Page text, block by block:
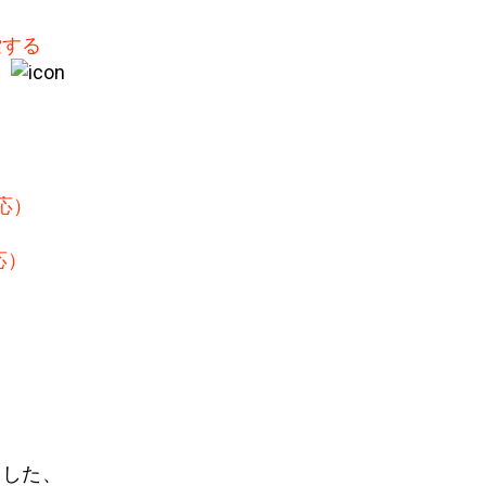
る
た、